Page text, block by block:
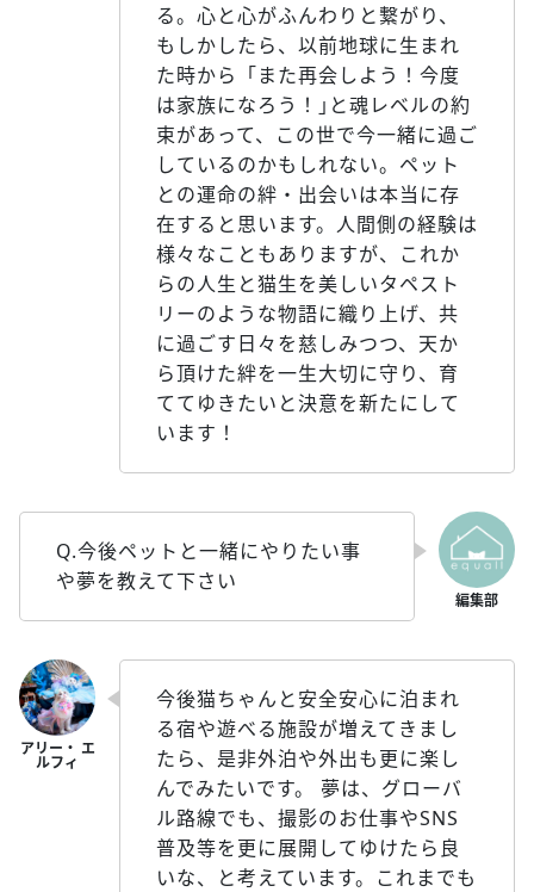
る。心と心がふんわりと繋がり、
もしかしたら、以前地球に生まれ
た時から「また再会しよう！今度
は家族になろう！｣と魂レベルの約
束があって、この世で今一緒に過ご
しているのかもしれない。ペット
との運命の絆・出会いは本当に存
在すると思います。人間側の経験は
様々なこともありますが、これか
らの人生と猫生を美しいタペスト
リーのような物語に織り上げ、共
に過ごす日々を慈しみつつ、天か
ら頂けた絆を一生大切に守り、育
ててゆきたいと決意を新たにして
います！
Q.今後ペットと一緒にやりたい事
や夢を教えて下さい
今後猫ちゃんと安全安心に泊まれ
る宿や遊べる施設が増えてきまし
たら、是非外泊や外出も更に楽し
んでみたいです。 夢は、グローバ
ル路線でも、撮影のお仕事やSNS
普及等を更に展開してゆけたら良
いな、と考えています。これまでも